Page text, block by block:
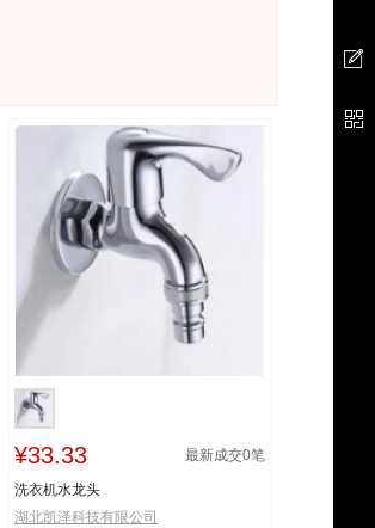
¥33.33 最新成交0笔
洗衣机水龙头
湖北凯泽科技有限公司